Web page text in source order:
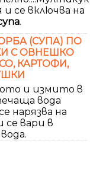
и се включва на
.
(СУПА) ПО
С ОВНЕШКО
КАРТОФИ,
и измито в
вода
нарязва на
се вари в